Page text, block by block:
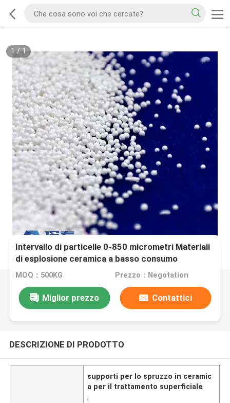
1 /1
Intervallo di particelle 0-850 micrometri Materiali
di esplosione ceramica a basso consumo
energetico e dimensioni da 0,1 a 3 millimetri
progettati per il trattamento superficiale
MOQ：500KG Prezzo：Negotation
Miglior prezzo Contattici
DESCRIZIONE DI PRODOTTO
supporti per lo spruzzo in ceramic
a per il trattamento superficiale
,